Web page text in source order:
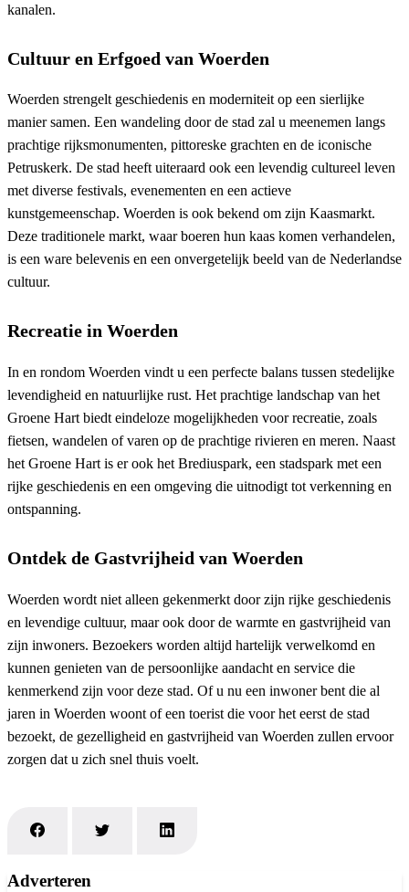
kanalen.
Cultuur en Erfgoed van Woerden
Woerden strengelt geschiedenis en moderniteit op een sierlijke
manier samen. Een wandeling door de stad zal u meenemen langs
prachtige rijksmonumenten, pittoreske grachten en de iconische
Petruskerk. De stad heeft uiteraard ook een levendig cultureel leven
met diverse festivals, evenementen en een actieve
kunstgemeenschap. Woerden is ook bekend om zijn Kaasmarkt.
Deze traditionele markt, waar boeren hun kaas komen verhandelen,
is een ware belevenis en een onvergetelijk beeld van de Nederlandse
cultuur.
Recreatie in Woerden
In en rondom Woerden vindt u een perfecte balans tussen stedelijke
levendigheid en natuurlijke rust. Het prachtige landschap van het
Groene Hart biedt eindeloze mogelijkheden voor recreatie, zoals
fietsen, wandelen of varen op de prachtige rivieren en meren. Naast
het Groene Hart is er ook het Brediuspark, een stadspark met een
rijke geschiedenis en een omgeving die uitnodigt tot verkenning en
ontspanning.
Ontdek de Gastvrijheid van Woerden
Woerden wordt niet alleen gekenmerkt door zijn rijke geschiedenis
en levendige cultuur, maar ook door de warmte en gastvrijheid van
zijn inwoners. Bezoekers worden altijd hartelijk verwelkomd en
kunnen genieten van de persoonlijke aandacht en service die
kenmerkend zijn voor deze stad. Of u nu een inwoner bent die al
jaren in Woerden woont of een toerist die voor het eerst de stad
bezoekt, de gezelligheid en gastvrijheid van Woerden zullen ervoor
zorgen dat u zich snel thuis voelt.
Adverteren